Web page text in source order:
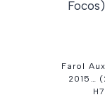
Farol
2015…